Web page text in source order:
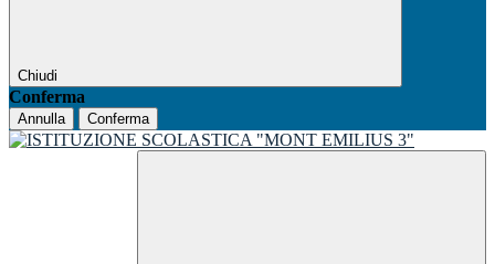
Chiudi
Conferma
Annulla Conferma